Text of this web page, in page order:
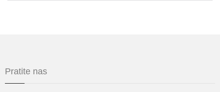
Pratite nas